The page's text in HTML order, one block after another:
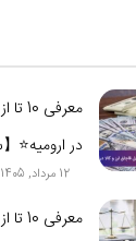
در ارومیه⭐【
12 مرداد, 1405